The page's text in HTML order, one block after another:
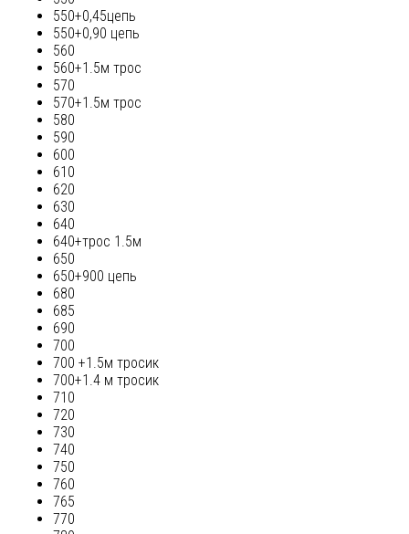
550+0,45цепь
550+0,90 цепь
560
560+1.5м трос
570
570+1.5м трос
580
590
600
610
620
630
640
640+трос 1.5м
650
650+900 цепь
680
685
690
700
700 +1.5м тросик
700+1.4 м тросик
710
720
730
740
750
760
765
770